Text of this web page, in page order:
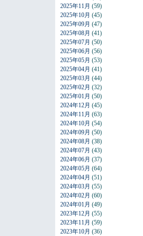
2025年11月 (59)
2025年10月 (45)
2025年09月 (47)
2025年08月 (41)
2025年07月 (50)
2025年06月 (56)
2025年05月 (53)
2025年04月 (41)
2025年03月 (44)
2025年02月 (32)
2025年01月 (50)
2024年12月 (45)
2024年11月 (63)
2024年10月 (54)
2024年09月 (50)
2024年08月 (38)
2024年07月 (43)
2024年06月 (37)
2024年05月 (64)
2024年04月 (51)
2024年03月 (55)
2024年02月 (60)
2024年01月 (49)
2023年12月 (55)
2023年11月 (59)
2023年10月 (36)